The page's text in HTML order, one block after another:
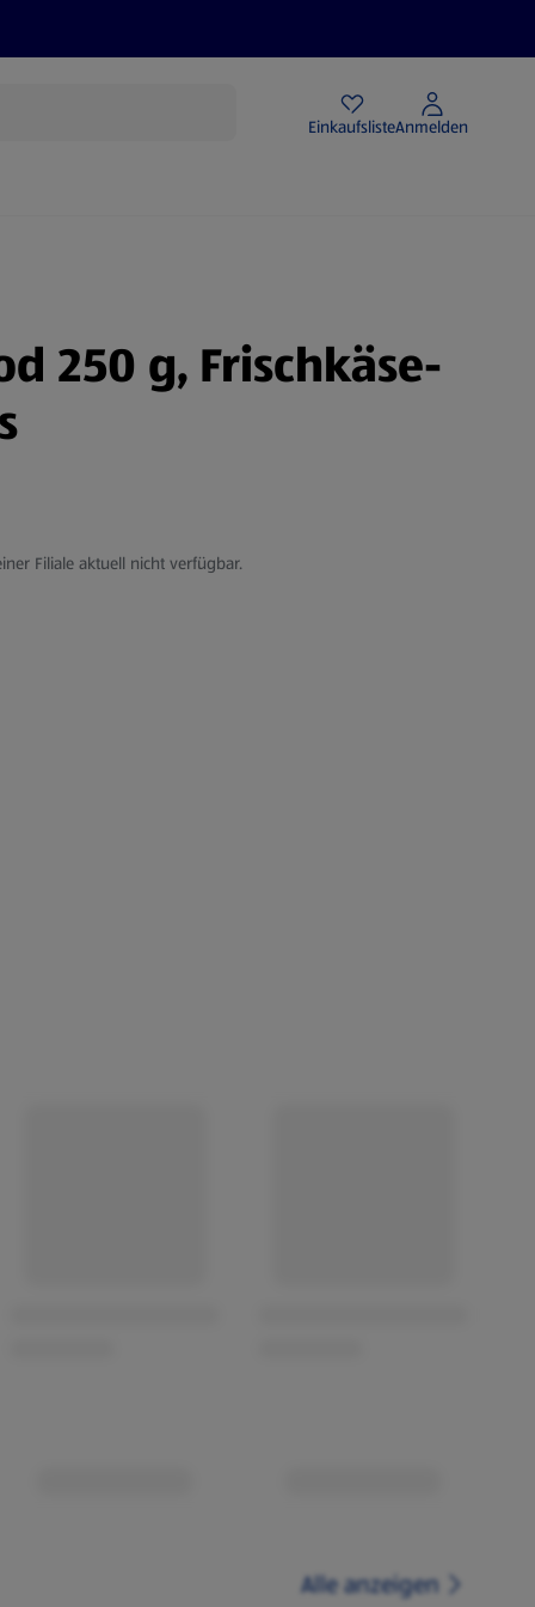
EinkaufslisteAnmelden
250 g, Frischkäse-
Filiale aktuell nicht verfügbar.
Alle anzeigen